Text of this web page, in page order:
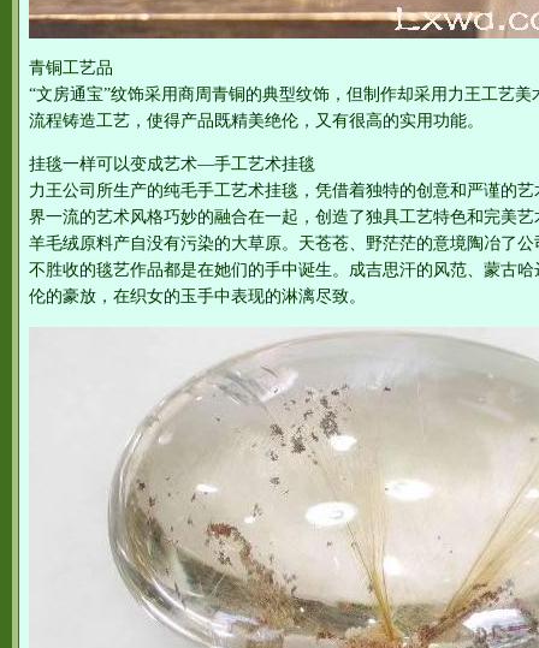
青铜工艺品
“文房通宝”纹饰采用商周青铜的典型纹饰，但制作却采用力王工艺
流程铸造工艺，使得产品既精美绝伦，又有很高的实用功能。
挂毯一样可以变成艺术—手工艺术挂毯
力王公司所生产的纯毛手工艺术挂毯，凭借着独特的创意和严谨的
界一流的艺术风格巧妙的融合在一起，创造了独具工艺特色和完美
羊毛绒原料产自没有污染的大草原。天苍苍、野茫茫的意境陶冶了
不胜收的毯艺作品都是在她们的手中诞生。成吉思汗的风范、蒙古
伦的豪放，在织女的玉手中表现的淋漓尽致。